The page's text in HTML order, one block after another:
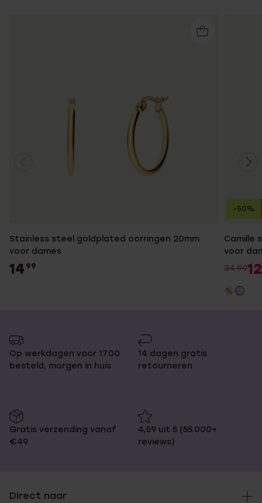
Stainless steel goldplated oorringen 20mm
voor dames
14 99
Camille
voor
24.9912
-50%
Op werkdagen voor 17.00
besteld, morgen in huis
14 dagen gratis
retourneren
Gratis verzending vanaf
€49
4,59 uit 5 (55.000+
reviews)
Direct naar